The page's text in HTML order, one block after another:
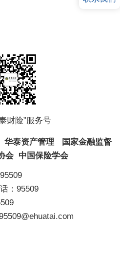
财险”服务号
华泰资产管理
国家金融监督
会 中国保险学会
：95509